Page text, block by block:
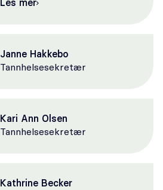
Les mer
Janne Hakkebo
Tannhelsesekretær
Kari Ann Olsen
Tannhelsesekretær
Kathrine Becker